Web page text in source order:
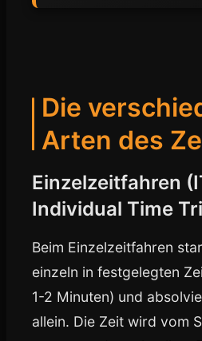
Die
Arten des
Einzelzeitfahren
Individual Time
Beim Einzelzeitfahren
einzeln in festgelegten
1-2 Minuten) und
allein. Die Zeit wird vom